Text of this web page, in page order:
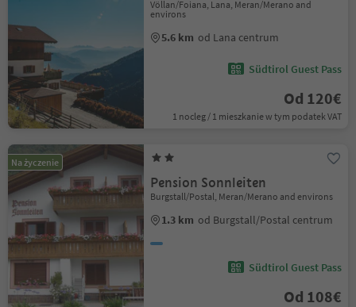
Völlan/Foiana, Lana, Meran/Merano and
environs
5.6 km od Lana centrum
Südtirol Guest Pass
Od 120€
1 nocleg / 1 mieszkanie w tym podatek VAT
Na życzenie
Pension Sonnleiten
Burgstall/Postal, Meran/Merano and environs
1.3 km od Burgstall/Postal centrum
Südtirol Guest Pass
Od 108€